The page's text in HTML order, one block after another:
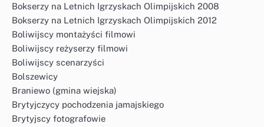
Bokserzy na Letnich Igrzyskach Olimpijskich 2008
Bokserzy na Letnich Igrzyskach Olimpijskich 2012
Boliwijscy montażyści filmowi
Boliwijscy reżyserzy filmowi
Boliwijscy scenarzyści
Bolszewicy
Braniewo (gmina wiejska)
Brytyjczycy pochodzenia jamajskiego
Brytyjscy fotografowie